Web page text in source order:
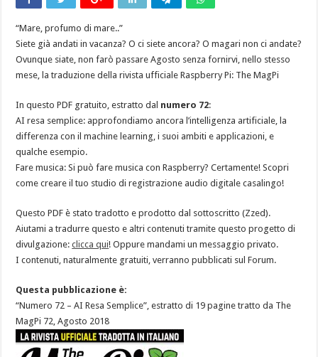
“Mare, profumo di mare..”
Siete già andati in vacanza? O ci siete ancora? O magari non ci andate?
Ovunque siate, non farò passare Agosto senza fornirvi, nello stesso
mese, la traduzione della rivista ufficiale Raspberry Pi: The MagPi
In questo PDF gratuito, estratto dal numero 72:
AI resa semplice: approfondiamo ancora l’intelligenza artificiale, la
differenza con il machine learning, i suoi ambiti e applicazioni, e
qualche esempio.
Fare musica: Si può fare musica con Raspberry? Certamente! Scopri
come creare il tuo studio di registrazione audio digitale casalingo!
Questo PDF è stato tradotto e prodotto dal sottoscritto (Zzed).
Aiutami a tradurre questo e altri contenuti tramite questo progetto di
divulgazione:clicca qui! Oppure mandami un messaggio privato.
I contenuti, naturalmente gratuiti, verranno pubblicati sul Forum.
Questa pubblicazione è:
“Numero 72 – AI Resa Semplice”, estratto di 19 pagine tratto da The
MagPi 72, Agosto 2018